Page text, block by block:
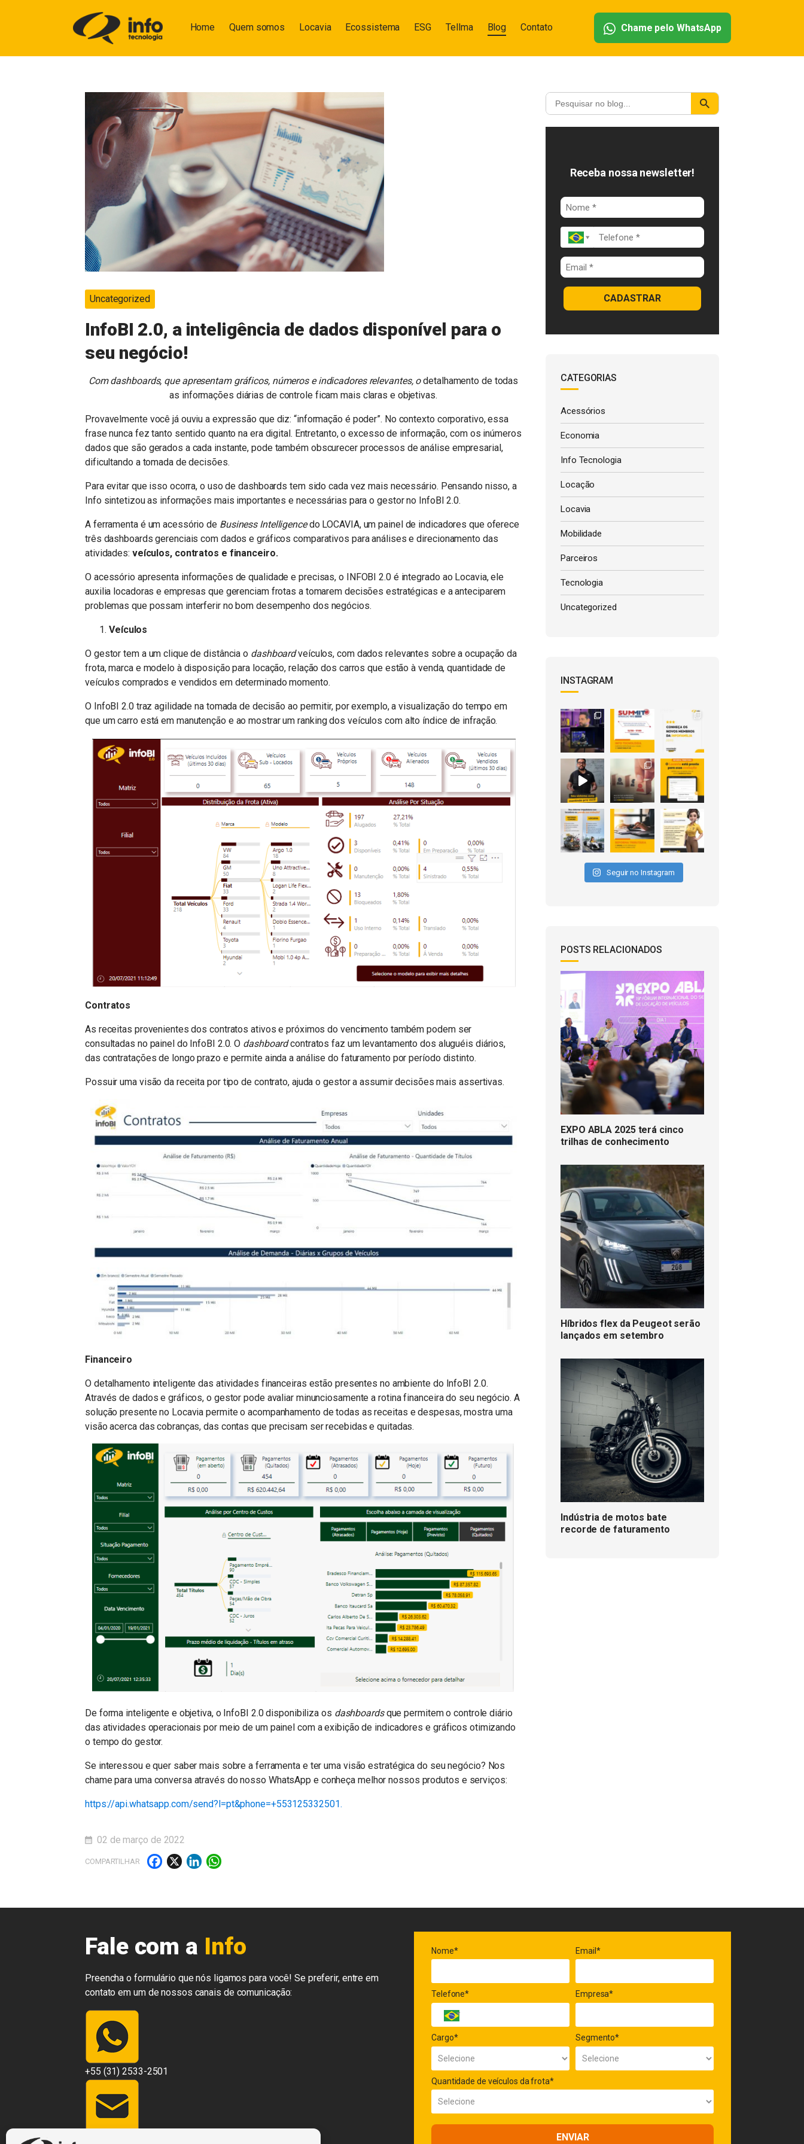
Home Quem somos Locavia Ecossistema ESG Tellma Blog Contato Chame pelo WhatsApp
Uncategorized
InfoBI 2.0, a inteligência de dados disponível para o
seu negócio!
Com dashboards, que apresentam gráficos, números e indicadores relevantes, odetalhamento de todas
as informações diárias de controle ficam mais claras e objetivas.
Provavelmente você já ouviu a expressão que diz: “informação é poder”. No contexto corporativo, essa
frase nunca fez tanto sentido quanto na era digital. Entretanto, o excesso de informação, com os inúmeros
dados que são gerados a cada instante, pode também obscurecer processos de análise empresarial,
dificultando a tomada de decisões.
Para evitar que isso ocorra, o uso de dashboards tem sido cada vez mais necessário. Pensando nisso, a
Info sintetizou as informações mais importantes e necessárias para o gestor no InfoBI 2.0.
A ferramenta é um acessório de Business Intelligencedo LOCAVIA, um painel de indicadores que oferece
três dashboards gerenciais com dados e gráficos comparativos para análises e direcionamento das
atividades: veículos, contratos e financeiro.
O acessório apresenta informações de qualidade e precisas, o INFOBI 2.0 é integrado ao Locavia, ele
auxilia locadoras e empresas que gerenciam frotas a tomarem decisões estratégicas e a anteciparem
problemas que possam interferir no bom desempenho dos negócios.
Veículos
O gestor tem a um clique de distância o dashboardveículos, com dados relevantes sobre a ocupação da
frota, marca e modelo à disposição para locação, relação dos carros que estão à venda, quantidade de
veículos comprados e vendidos em determinado momento.
O InfoBI 2.0 traz agilidade na tomada de decisão ao permitir, por exemplo, a visualização do tempo em
que um carro está em manutenção e ao mostrar um ranking dos veículos com alto índice de infração.
Contratos
As receitas provenientes dos contratos ativos e próximos do vencimento também podem ser
consultadas no painel do InfoBI 2.0. O dashboardcontratos faz um levantamento dos aluguéis diários,
das contratações de longo prazo e permite ainda a análise do faturamento por período distinto.
Possuir uma visão da receita por tipo de contrato, ajuda o gestor a assumir decisões mais assertivas.
Financeiro
O detalhamento inteligente das atividades financeiras estão presentes no ambiente do InfoBI 2.0.
Através de dados e gráficos, o gestor pode avaliar minunciosamente a rotina financeira do seu negócio. A
solução presente no Locavia permite o acompanhamento de todas as receitas e despesas, mostra uma
visão acerca das cobranças, das contas que precisam ser recebidas e quitadas.
De forma inteligente e objetiva, o InfoBI 2.0 disponibiliza os dashboardsque permitem o controle diário
das atividades operacionais por meio de um painel com a exibição de indicadores e gráficos otimizando
o tempo do gestor.
Se interessou e quer saber mais sobre a ferramenta e ter uma visão estratégica do seu negócio? Nos
chame para uma conversa através do nosso WhatsApp e conheça melhor nossos produtos e serviços:
https://api.whatsapp.com/send?l=pt&phone=+553125332501.
02 de março de 2022
COMPARTILHAR Facebook
X LinkedIn
WhatsApp
Receba nossa newsletter!
CADASTRAR
CATEGORIAS
Acessórios
Economia
Info Tecnologia
Locação
Locavia
Mobilidade
Parceiros
Tecnologia
Uncategorized
INSTAGRAM
Seguir no Instagram
POSTS RELACIONADOS
EXPO ABLA 2025 terá cinco
trilhas de conhecimento
Híbridos flex da Peugeot serão
lançados em setembro
Indústria de motos bate
recorde de faturamento
Fale com a Info
Preencha o formulário que nós ligamos para você! Se preferir, entre em
contato em um de nossos canais de comunicação:
+55 (31) 2533-2501
Nome* Email*
Telefone* Empresa*
Cargo* Segmento*
Quantidade de veículos da frota*
ENVIAR